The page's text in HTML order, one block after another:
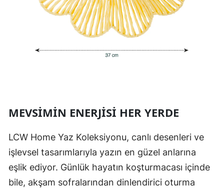
MEVSIMIN ENERJISI HER YERDE
LCW Home Yaz Koleksiyonu, canlı desenleri ve
işlevsel tasarımlarıyla yazın en güzel anlarına
eşlik ediyor. Günlük hayatın koşturmacası içinde
bile, akşam sofralarından dinlendirici oturma